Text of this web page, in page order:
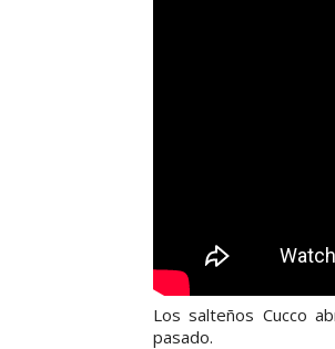
Los salteños Cucco
pasado.